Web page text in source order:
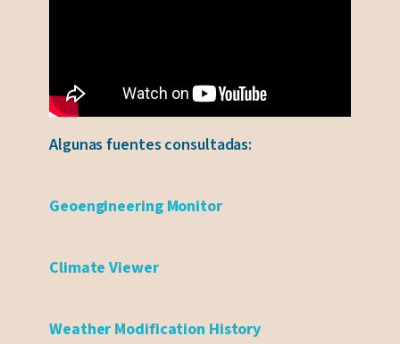
Algunas fuentes consultadas:
Geoengineering Monitor
Climate Viewer
Weather Modification History